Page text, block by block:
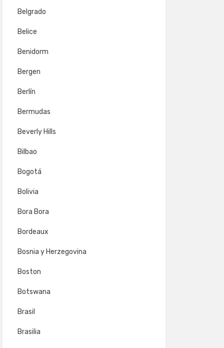
Belgrado
Belice
Benidorm
Bergen
Berlín
Bermudas
Beverly Hills
Bilbao
Bogotá
Bolivia
Bora Bora
Bordeaux
Bosnia y Herzegovina
Boston
Botswana
Brasil
Brasilia